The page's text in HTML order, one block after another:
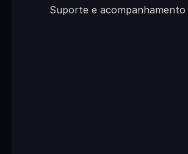
Suporte e acompanhamento